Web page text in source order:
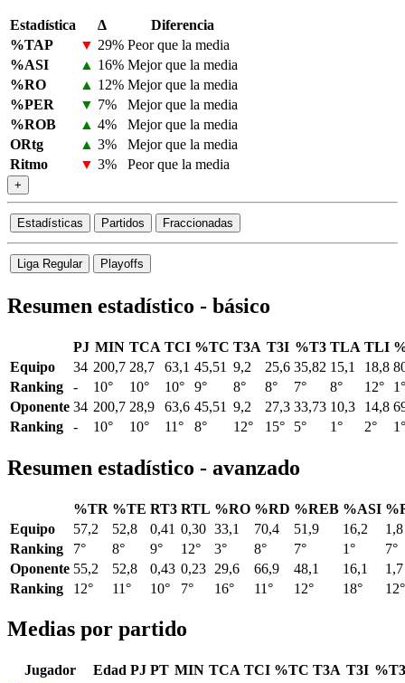
Estadística Δ
Diferencia
%TAP
▼ 29% Peor que la media
%ASI
▲ 16% Mejor que la media
%RO
▲ 12% Mejor que la media
%PER
▼ 7%
Mejor que la media
%ROB
▲ 4%
Mejor que la media
ORtg
▲ 3%
Mejor que la media
Ritmo
▼ 3% Peor que la media
+
Estadísticas Partidos Fraccionadas
Liga Regular Playoffs
Resumen estadístico - básico
PJ MIN TCA TCI %TC T3A T3I %T3 TLA TLI
Equipo
34 200,7 28,7 63,1 45,51 9,2 25,6 35,82 15,1 18,8
Ranking
- 10° 10° 10° 9° 8° 8° 7° 8° 12°
1°
Oponente 34 200,7 28,9 63,6 45,51 9,2 27,3 33,73 10,3 14,8
Ranking
- 10° 10° 11° 8° 12° 15° 5° 1° 2° 1°
Resumen estadístico - avanzado
%TR %TE RT3 RTL %RO %RD %REB %ASI
Equipo
57,2 52,8 0,41 0,30 33,1 70,4 51,9 16,2
1,8
Ranking
7° 8° 9° 12° 3° 8° 7° 1°
7°
Oponente 55,2 52,8 0,43 0,23 29,6 66,9 48,1 16,1
1,7
Ranking
12° 11° 10° 7° 16° 11° 12° 18° 12°
Medias por partido
Jugador Edad PJ PT MIN TCA TCI %TC T3A T3I %T3